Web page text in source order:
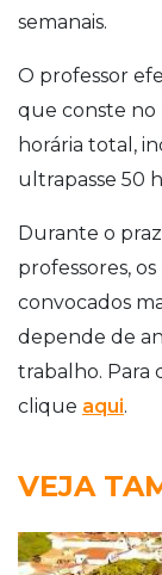
semanais.
O professor
que conste no
horária total,
ultrapasse 50
Durante o
professores,
convocados
depende de
trabalho. Para
clique aqui.
VEJA